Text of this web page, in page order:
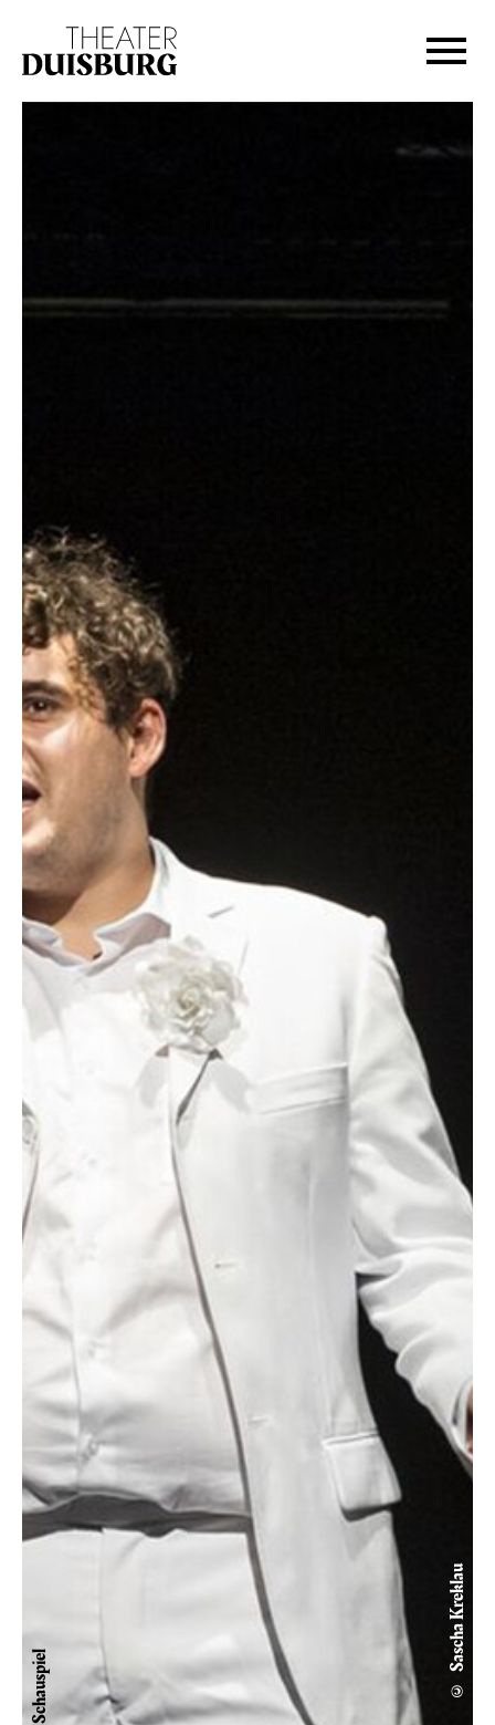
Zur Hauptnavigation springen
Zum Footer springen
Schauspiel © Sascha Kreklau